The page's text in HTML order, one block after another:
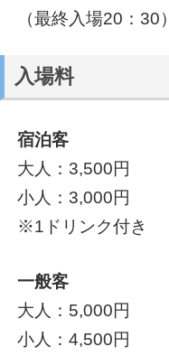
（最終入場20：30）
入場料
宿泊客
大人：3,500円
小人：3,000円
※1ドリンク付き
一般客
大人：5,000円
小人：4,500円